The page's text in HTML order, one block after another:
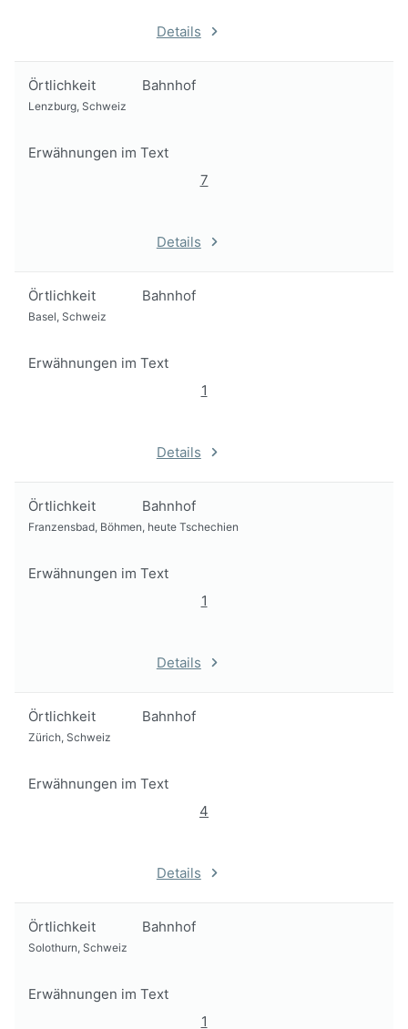
Details
Örtlichkeit Bahnhof
Lenzburg, Schweiz
Erwähnungen im Text
7
Details
Örtlichkeit Bahnhof
Basel, Schweiz
Erwähnungen im Text
1
Details
Örtlichkeit Bahnhof
Franzensbad, Böhmen, heute Tschechien
Erwähnungen im Text
1
Details
Örtlichkeit Bahnhof
Zürich, Schweiz
Erwähnungen im Text
4
Details
Örtlichkeit Bahnhof
Solothurn, Schweiz
Erwähnungen im Text
1